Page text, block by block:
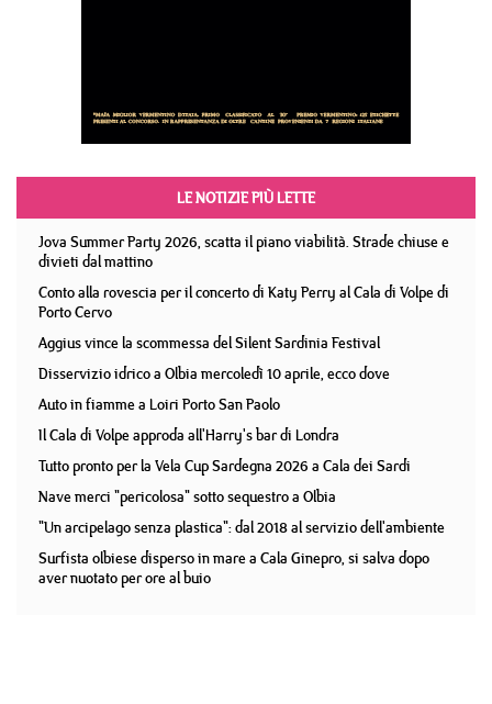
LE NOTIZIE PIÙ LETTE
Jova Summer Party 2026, scatta il piano viabilità. Strade chiuse e
divieti dal mattino
Conto alla rovescia per il concerto di Katy Perry al Cala di Volpe di
Porto Cervo
Aggius vince la scommessa del Silent Sardinia Festival
Disservizio idrico a Olbia mercoledì 10 aprile, ecco dove
Auto in fiamme a Loiri Porto San Paolo
Il Cala di Volpe approda all'Harry's bar di Londra
Tutto pronto per la Vela Cup Sardegna 2026 a Cala dei Sardi
Nave merci "pericolosa" sotto sequestro a Olbia
"Un arcipelago senza plastica": dal 2018 al servizio dell'ambiente
Surfista olbiese disperso in mare a Cala Ginepro, si salva dopo
aver nuotato per ore al buio